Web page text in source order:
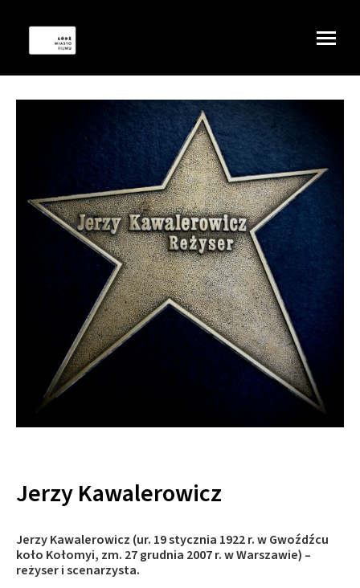
Jerzy Kawalerowicz
Jerzy Kawalerowicz (ur. 19 stycznia 1922 r. w Gwoźdźcu
koło Kołomyi, zm. 27 grudnia 2007 r. w Warszawie) –
reżyser i scenarzysta.